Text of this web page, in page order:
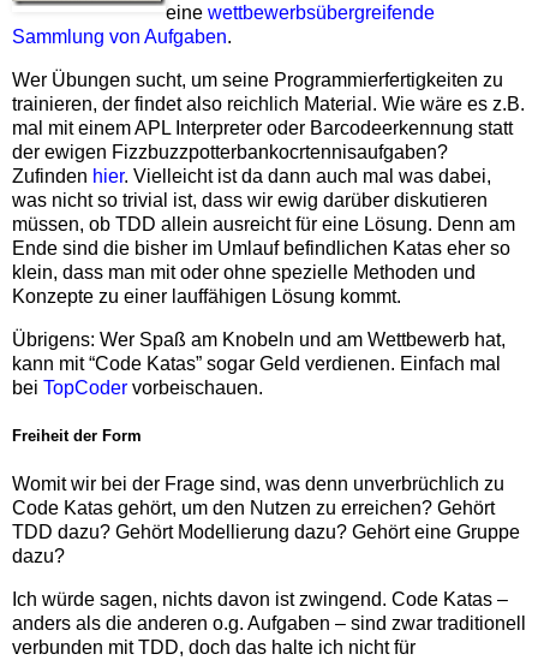
eine wettbewerbsübergreifende
Sammlung von Aufgaben.
Wer Übungen sucht, um seine Programmierfertigkeiten zu
trainieren, der findet also reichlich Material. Wie wäre es z.B.
mal mit einem APL Interpreter oder Barcodeerkennung statt
der ewigen Fizzbuzzpotterbankocrtennisaufgaben?
Zufinden hier. Vielleicht ist da dann auch mal was dabei,
was nicht so trivial ist, dass wir ewig darüber diskutieren
müssen, ob TDD allein ausreicht für eine Lösung. Denn am
Ende sind die bisher im Umlauf befindlichen Katas eher so
klein, dass man mit oder ohne spezielle Methoden und
Konzepte zu einer lauffähigen Lösung kommt.
Übrigens: Wer Spaß am Knobeln und am Wettbewerb hat,
kann mit “Code Katas” sogar Geld verdienen. Einfach mal
bei TopCoder vorbeischauen.
Freiheit der Form
Womit wir bei der Frage sind, was denn unverbrüchlich zu
Code Katas gehört, um den Nutzen zu erreichen? Gehört
TDD dazu? Gehört Modellierung dazu? Gehört eine Gruppe
dazu?
Ich würde sagen, nichts davon ist zwingend. Code Katas –
anders als die anderen o.g. Aufgaben – sind zwar traditionell
verbunden mit TDD, doch das halte ich nicht für